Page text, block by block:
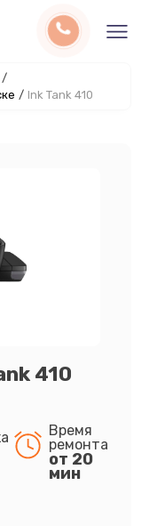
/
/ Ink Tank 410
410
Время
ремонта
от 20
мин